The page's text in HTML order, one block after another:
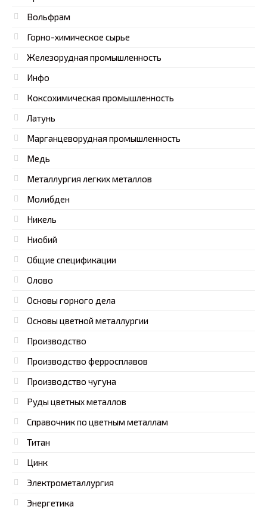
Вольфрам
Горно-химическое сырье
Железорудная промышленность
Инфо
Коксохимическая промышленность
Латунь
Марганцеворудная промышленность
Медь
Металлургия легких металлов
Молибден
Никель
Ниобий
Общие спецификации
Олово
Основы горного дела
Основы цветной металлургии
Производство
Производство ферросплавов
Производство чугуна
Руды цветных металлов
Справочник по цветным металлам
Титан
Цинк
Электрометаллургия
Энергетика